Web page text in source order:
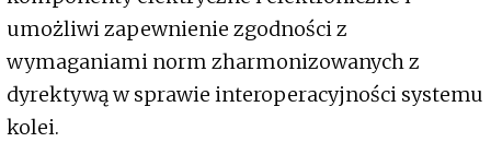
umożliwi zapewnienie zgodności z
wymaganiami norm zharmonizowanych z
dyrektywą w sprawie interoperacyjności systemu
kolei.